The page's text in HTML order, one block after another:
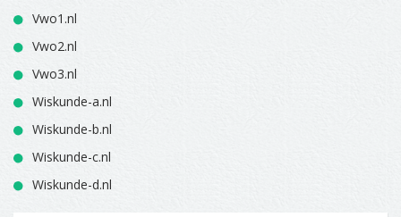
Vwo1.nl
Vwo2.nl
Vwo3.nl
Wiskunde-a.nl
Wiskunde-b.nl
Wiskunde-c.nl
Wiskunde-d.nl